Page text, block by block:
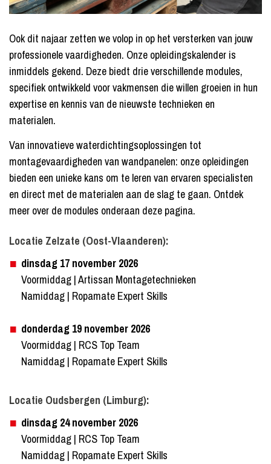
Ook dit najaar zetten we volop in op het versterken van jouw
professionele vaardigheden. Onze opleidingskalender is
inmiddels gekend. Deze biedt drie verschillende modules,
specifiek ontwikkeld voor vakmensen die willen groeien in hun
expertise en kennis van de nieuwste technieken en
materialen.
Van innovatieve waterdichtingsoplossingen tot
montagevaardigheden van wandpanelen: onze opleidingen
bieden een unieke kans om te leren van ervaren specialisten
en direct met de materialen aan de slag te gaan. Ontdek
meer over de modules onderaan deze pagina.
Locatie Zelzate (Oost-Vlaanderen):
dinsdag 17 november 2026
Voormiddag | Artissan Montagetechnieken
Namiddag | Ropamate Expert Skills
donderdag 19 november 2026
Voormiddag | RCS Top Team
Namiddag | Ropamate Expert Skills
Locatie Oudsbergen (Limburg):
dinsdag 24 november 2026
Voormiddag | RCS Top Team
Namiddag | Ropamate Expert Skills